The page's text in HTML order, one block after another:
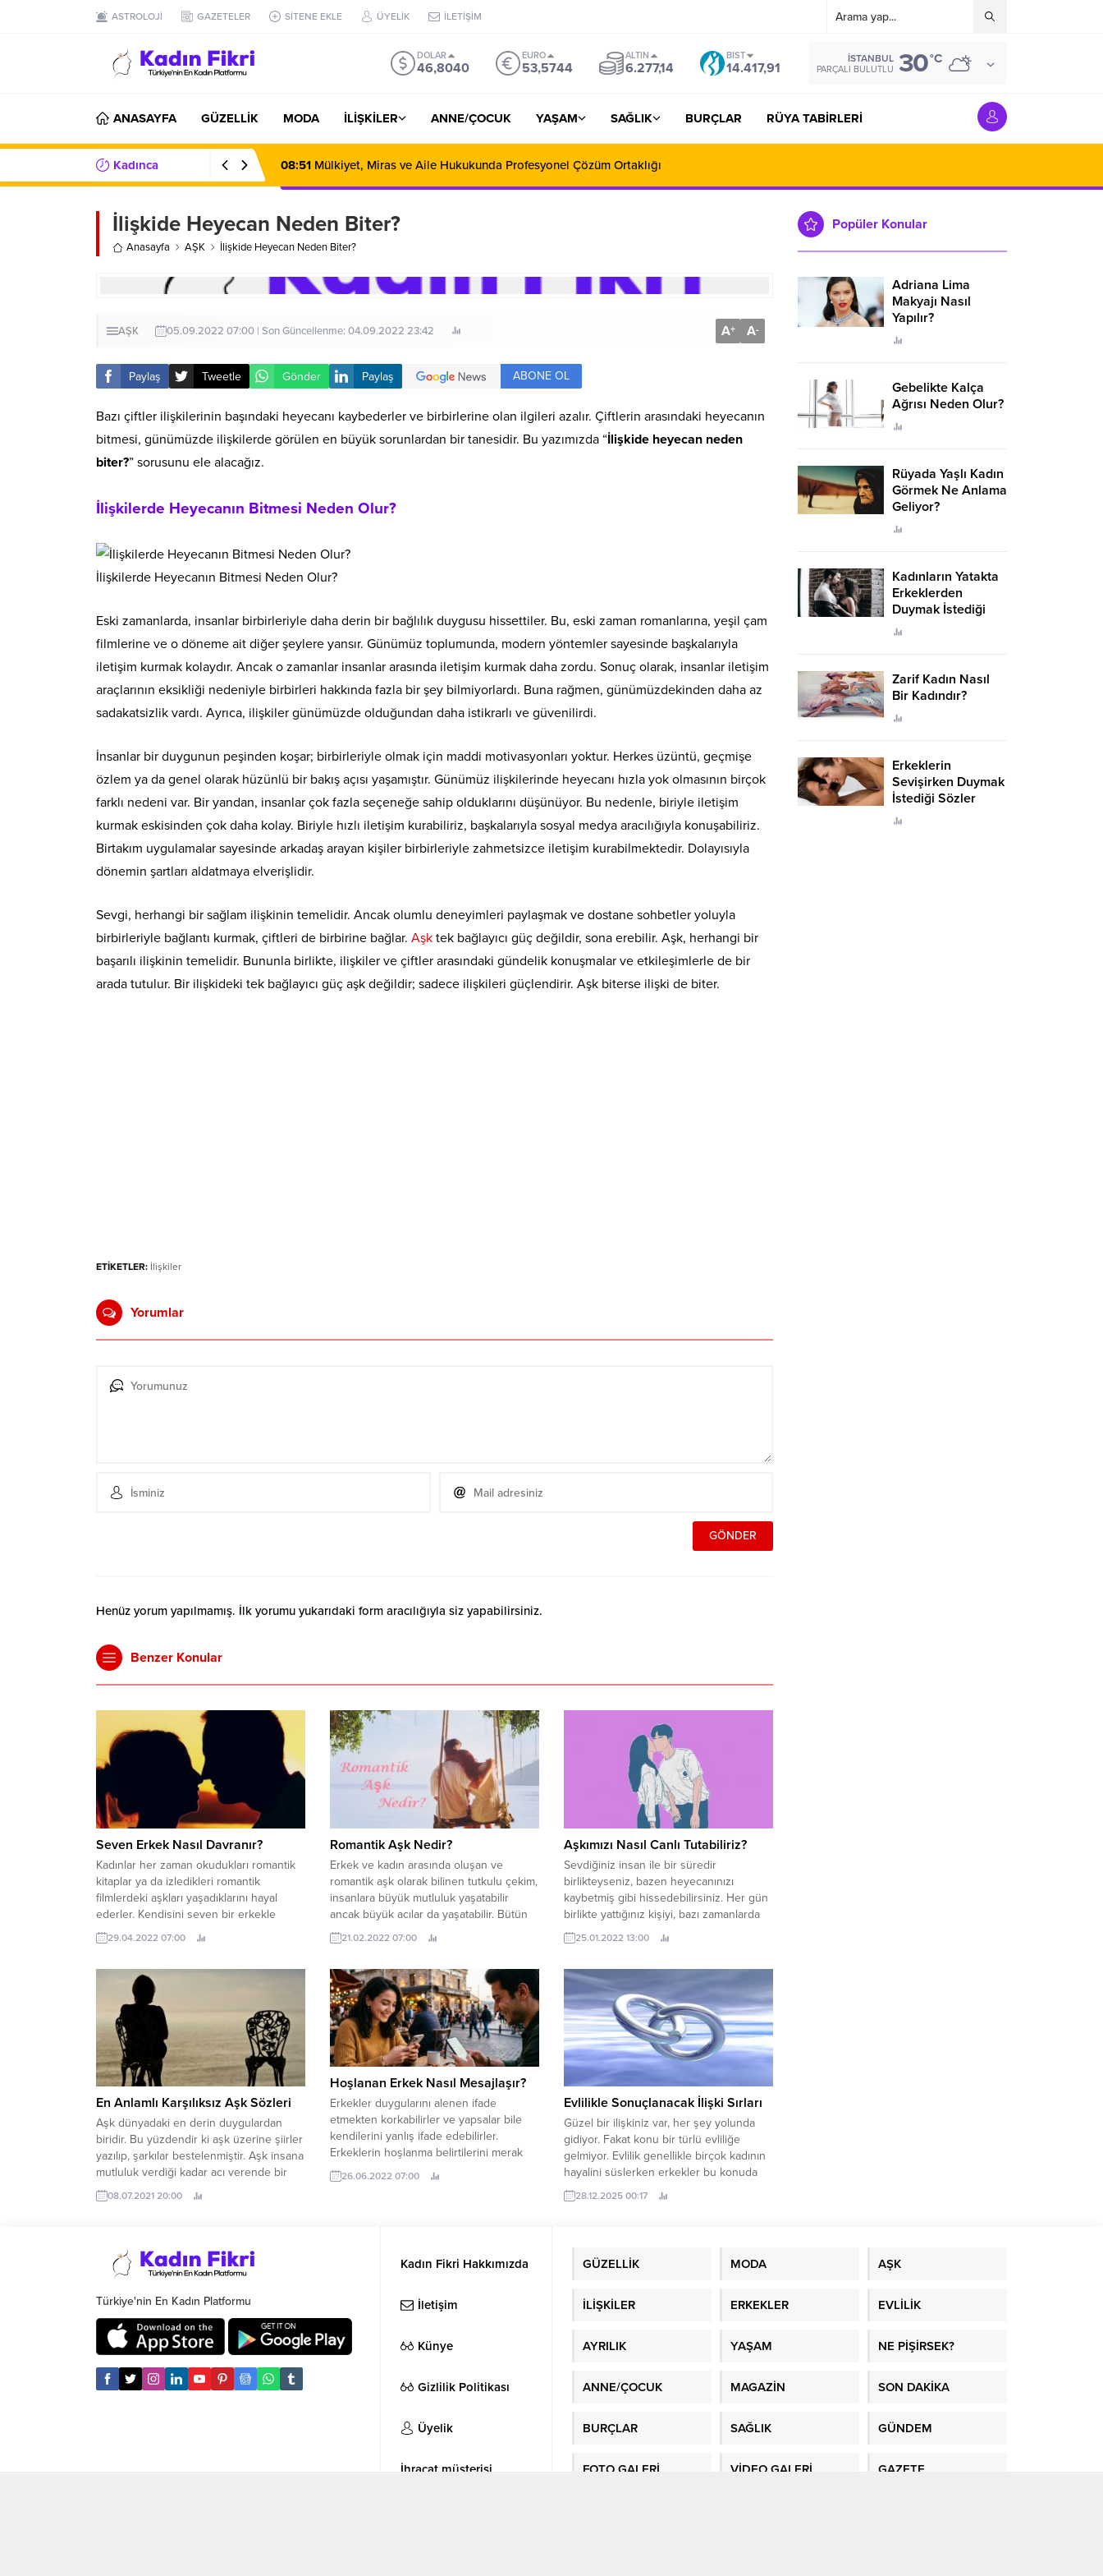
ASTROLOJİ GAZETELER SİTENE EKLE ÜYELİK İLETİŞİM
DOLAR
46,8040
EURO
53,5744
ALTIN
6.277,14
BIST
14.417,91
İSTANBUL
PARÇALI BULUTLU 30°C
ANASAYFA GÜZELLİK MODA İLİŞKİLER ANNE/ÇOCUK YAŞAM SAĞLIK BURÇLAR RÜYA TABİRLERİ
Kadınca 08:51 Mülkiyet, Miras ve Aile Hukukunda Profesyonel Çözüm Ortaklığı
İlişkide Heyecan Neden Biter?
Anasayfa AŞK İlişkide Heyecan Neden Biter?
AŞK 05.09.2022 07:00 | Son Güncellenme: 04.09.2022 23:42 A+ A-
Paylaş Tweetle Gönder Paylaş ABONE OL
Bazı çiftler ilişkilerinin başındaki heyecanı kaybederler ve birbirlerine olan ilgileri azalır. Çiftlerin arasındaki heyecanın
bitmesi, günümüzde ilişkilerde görülen en büyük sorunlardan bir tanesidir. Bu yazımızda “İlişkide heyecan neden
biter?” sorusunu ele alacağız.
İlişkilerde Heyecanın Bitmesi Neden Olur?
İlişkilerde Heyecanın Bitmesi Neden Olur?
Eski zamanlarda, insanlar birbirleriyle daha derin bir bağlılık duygusu hissettiler. Bu, eski zaman romanlarına, yeşil çam
filmlerine ve o döneme ait diğer şeylere yansır. Günümüz toplumunda, modern yöntemler sayesinde başkalarıyla
iletişim kurmak kolaydır. Ancak o zamanlar insanlar arasında iletişim kurmak daha zordu. Sonuç olarak, insanlar iletişim
araçlarının eksikliği nedeniyle birbirleri hakkında fazla bir şey bilmiyorlardı. Buna rağmen, günümüzdekinden daha az
sadakatsizlik vardı. Ayrıca, ilişkiler günümüzde olduğundan daha istikrarlı ve güvenilirdi.
İnsanlar bir duygunun peşinden koşar; birbirleriyle olmak için maddi motivasyonları yoktur. Herkes üzüntü, geçmişe
özlem ya da genel olarak hüzünlü bir bakış açısı yaşamıştır. Günümüz ilişkilerinde heyecanı hızla yok olmasının birçok
farklı nedeni var. Bir yandan, insanlar çok fazla seçeneğe sahip olduklarını düşünüyor. Bu nedenle, biriyle iletişim
kurmak eskisinden çok daha kolay. Biriyle hızlı iletişim kurabiliriz, başkalarıyla sosyal medya aracılığıyla konuşabiliriz.
Birtakım uygulamalar sayesinde arkadaş arayan kişiler birbirleriyle zahmetsizce iletişim kurabilmektedir. Dolayısıyla
dönemin şartları aldatmaya elverişlidir.
Sevgi, herhangi bir sağlam ilişkinin temelidir. Ancak olumlu deneyimleri paylaşmak ve dostane sohbetler yoluyla
birbirleriyle bağlantı kurmak, çiftleri de birbirine bağlar. Aşk tek bağlayıcı güç değildir, sona erebilir. Aşk, herhangi bir
başarılı ilişkinin temelidir. Bununla birlikte, ilişkiler ve çiftler arasındaki gündelik konuşmalar ve etkileşimlerle de bir
arada tutulur. Bir ilişkideki tek bağlayıcı güç aşk değildir; sadece ilişkileri güçlendirir. Aşk biterse ilişki de biter.
ETİKETLER: İlişkiler
Yorumlar
Henüz yorum yapılmamış. İlk yorumu yukarıdaki form aracılığıyla siz yapabilirsiniz.
Benzer Konular
Seven Erkek Nasıl Davranır?
Kadınlar her zaman okudukları romantik
kitaplar ya da izledikleri romantik
filmlerdeki aşkları yaşadıklarını hayal
ederler. Kendisini seven bir erkekle
yaşadığı güzel bir ilişki hatta evlilik
düşünceleri kadınlara kendilerini prenses
pek çok kadın tarafından merak edilen
konulardan biri; seven erkek nasıl
davranır? Sorusunun cevabıdır....
29.04.2022 07:00
Romantik Aşk Nedir?
Erkek ve kadın arasında oluşan ve
romantik aşk olarak bilinen tutkulu çekim,
insanlara büyük mutluluk yaşatabilir
ancak büyük acılar da yaşatabilir. Bütün
bu yoğun duygulara karşı romantik aşk
hakkında çok az şey biliyoruz. “Romantik
aşkı anlatmaya çalışacağız. Bazıları için
romantik aşk irrasyonel, geçici bir
nevroz,...
21.02.2022 07:00
Aşkımızı Nasıl Canlı Tutabiliriz?
Sevdiğiniz insan ile bir süredir
birlikteyseniz, bazen heyecanınızı
kaybetmiş gibi hissedebilirsiniz. Her gün
birlikte yattığınız kişiyi, bazı zamanlarda
sevgilinizden çok arkadaşınız gibi
hissedebilirsiniz. Bu hissiyat onu artık
sevmediğinden kaynaklanmaz. Bu
durum, herhangi bir uzun vadeli ilişkinin
doğal akışıdır. Ancak yıllardır birlikte
olmanız ve birbirinizi çok...
25.01.2022 13:00
En Anlamlı Karşılıksız Aşk Sözleri
Aşk dünyadaki en derin duygulardan
biridir. Bu yüzdendir ki aşk üzerine şiirler
yazılıp, şarkılar bestelenmiştir. Aşk insana
mutluluk verdiği kadar acı verende bir
duygudur. Çünkü aşk karşılıksız da
olabilmektedir. Her insan bir kerede olsa
sevenler için hazırladık. En Anlamlı...
08.07.2021 20:00
Hoşlanan Erkek Nasıl Mesajlaşır?
Erkekler duygularını alenen ifade
etmekten korkabilirler ve yapsalar bile
kendilerini yanlış ifade edebilirler.
Erkeklerin hoşlanma belirtilerini merak
ettiğinizi biliyoruz. Çünkü her kadın
hoşlandığı erkeğin ondan hoşlanıp
erkekten hoşlanma belirtileri, aslında fark
ettiğiniz ancak emin olmadığınız
belirtilerdir. Bu yazımızda hoşlanan...
26.06.2022 07:00
Evlilikle Sonuçlanacak İlişki Sırları
Güzel bir ilişkiniz var, her şey yolunda
gidiyor. Fakat konu bir türlü evliliğe
gelmiyor. Evlilik genellikle birçok kadının
hayalini süslerken erkekler bu konuda
biraz daha çekimser olmaktadır. Bunun
sebebi de çoğunlukla özgürlüklerinin
korkma gibi kalıplaşmış şeylerdir. Bu
sebepleri geride bırakıp baktığımızda
28.12.2025 00:17
Popüler Konular
Adriana Lima
Makyajı Nasıl
Yapılır?
Gebelikte Kalça
Ağrısı Neden Olur?
Rüyada Yaşlı Kadın
Görmek Ne Anlama
Geliyor?
Kadınların Yatakta
Erkeklerden
Duymak İstediği
Sözler
Zarif Kadın Nasıl
Bir Kadındır?
Erkeklerin
Sevişirken Duymak
İstediği Sözler
Neler?
Türkiye'nin En Kadın Platformu
Kadın Fikri Hakkımızda
İletişim
Künye
Gizlilik Politikası
Üyelik
İhracat müşterisi
GÜZELLİK MODA AŞK
İLİŞKİLER ERKEKLER EVLİLİK
AYRILIK YAŞAM NE PİŞİRSEK?
ANNE/ÇOCUK MAGAZİN SON DAKİKA
BURÇLAR SAĞLIK GÜNDEM
FOTO GALERİ VİDEO GALERİ GAZETE